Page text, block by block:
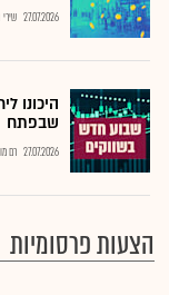
27.07.2026
היכונו
שבפתח
27.07.2026 רם
הצעות פרסומיות